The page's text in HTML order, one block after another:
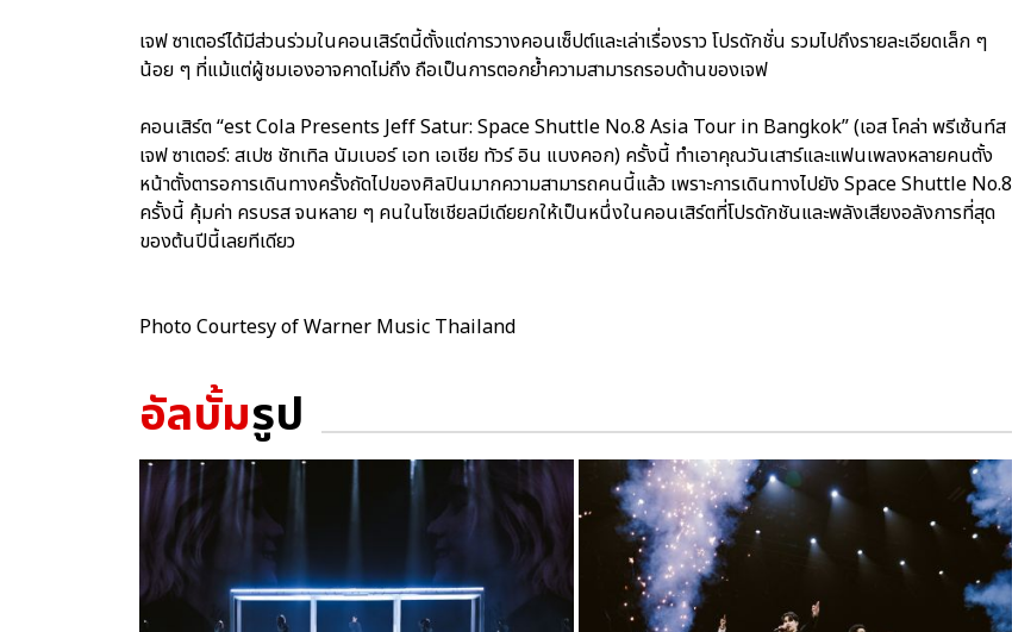
เจฟ ซาเตอร์ได้มีส่วนร่วมในคอนเสิร์ตนี้ตั้งแต่การวางคอนเซ็ปต์และเล่าเรื่องราว โปรดักชั่น รวมไปถึงรายละเอียดเล็ก ๆ
น้อย ๆ ที่แม้แต่ผู้ชมเองอาจคาดไม่ถึง ถือเป็นการตอกย้ำความสามารถรอบด้านของเจฟ
คอนเสิร์ต “est Cola Presents Jeff Satur: Space Shuttle No.8 Asia Tour in Bangkok” (เอส โคล่า พรีเซ้นท์ส
เจฟ ซาเตอร์: สเปซ ชัทเทิล นัมเบอร์ เอท เอเชีย ทัวร์ อิน แบงคอก) ครั้งนี้ ทำเอาคุณวันเสาร์และแฟนเพลงหลายคนตั้ง
หน้าตั้งตารอการเดินทางครั้งถัดไปของศิลปินมากความสามารถคนนี้แล้ว เพราะการเดินทางไปยัง Space Shuttle No.8
ครั้งนี้ คุ้มค่า ครบรส จนหลาย ๆ คนในโซเชียลมีเดียยกให้เป็นหนึ่งในคอนเสิร์ตที่โปรดักชันและพลังเสียงอลังการที่สุด
ของต้นปีนี้เลยทีเดียว
Photo Courtesy of Warner Music Thailand
อัลบั้มรูป